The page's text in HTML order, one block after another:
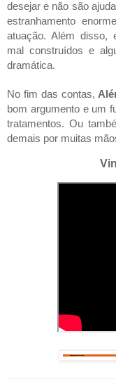
desejar e não são
estranhamento
atuação. Além disso,
mal construídos e
dramática.
No fim das contas,
bom argumento e um
tratamentos. Ou
demais por muitas